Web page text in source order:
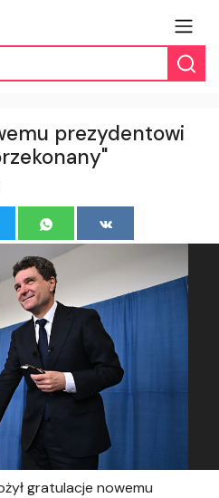
prezydentowi
gratulacje nowemu